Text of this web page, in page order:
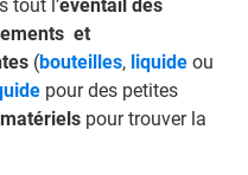
tout l’éventail des
et
(bouteilles, liquide ou
pour des petites
pour trouver la